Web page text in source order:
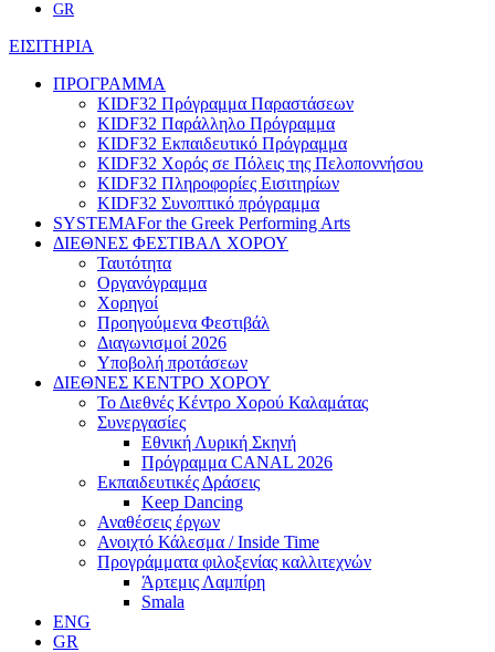
GR
ΕΙΣΙΤΗΡΙΑ
ΠΡΟΓΡΑΜΜΑ
KIDF32 Πρόγραμμα Παραστάσεων
KIDF32 Παράλληλο Πρόγραμμα
KIDF32 Εκπαιδευτικό Πρόγραμμα
KIDF32 Χορός σε Πόλεις της Πελοποννήσου
KIDF32 Πληροφορίες Εισιτηρίων
KIDF32 Συνοπτικό πρόγραμμα
SYSTEMAFor the Greek Performing Arts
ΔΙΕΘΝΕΣ ΦΕΣΤΙΒΑΛ ΧΟΡΟΥ
Ταυτότητα
Οργανόγραμμα
Χορηγοί
Προηγούμενα Φεστιβάλ
Διαγωνισμοί 2026
Υποβολή προτάσεων
ΔΙΕΘΝΕΣ ΚΕΝΤΡΟ ΧΟΡΟΥ
Το Διεθνές Κέντρο Χορού Καλαμάτας
Συνεργασίες
Εθνική Λυρική Σκηνή
Πρόγραμμα CANAL 2026
Εκπαιδευτικές Δράσεις
Keep Dancing
Αναθέσεις έργων
Ανοιχτό Κάλεσμα / Inside Time
Προγράμματα φιλοξενίας καλλιτεχνών
Άρτεμις Λαμπίρη
Smala
ENG
GR